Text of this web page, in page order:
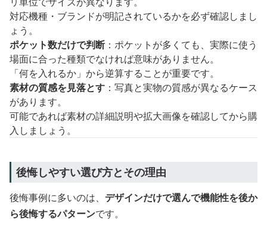
対応機種・ブランドが明記されているかを必ず確認しまし
ょう。
ポケット数だけで判断 ：ポケットが多くても、実際に使う
場面に合った種類でなければ意味がありません。
「何を入れるか」から逆算することが重要です。
素材の質感を見落とす ：写真と実物の質感が異なるケース
があります。
可能であれば素材の詳細説明や拡大画像を確認してから購
入しましょう。
後悔しやすい選び方とその理由
後悔事例に多いのは、 デザインだけで選んで機能性を後か
ら後悔するパターンです。